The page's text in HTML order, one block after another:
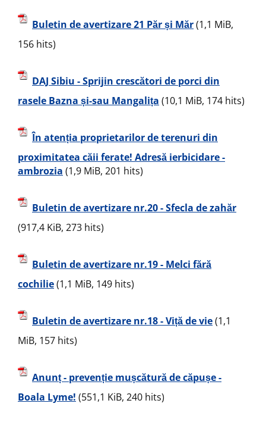
Buletin de avertizare 21 Păr și Măr(1,1 MiB,
156 hits)
DAJ Sibiu - Sprijin crescători de porci din
rasele Bazna și-sau Mangalița (10,1 MiB, 174 hits)
În atenția proprietarilor de terenuri din
proximitatea căii ferate! Adresă ierbicidare -
ambrozia (1,9 MiB, 201 hits)
Buletin de avertizare nr.20 - Sfecla de zahăr
(917,4 KiB, 273 hits)
Buletin de avertizare nr.19 - Melci fără
cochilie(1,1 MiB, 149 hits)
Buletin de avertizare nr.18 - Viță de vie(1,1
MiB, 157 hits)
Anunț - prevenție mușcătură de căpușe -
Boala Lyme! (551,1 KiB, 240 hits)